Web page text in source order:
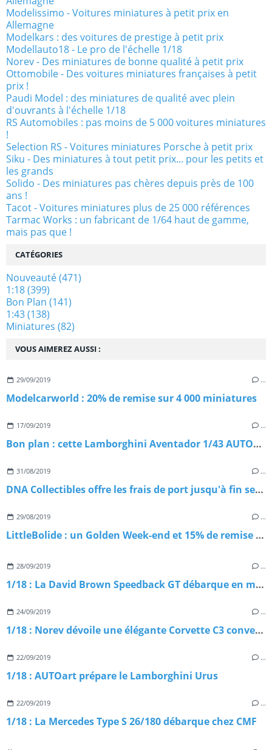
VOUS AIMEREZ AUSSI :
29/09/2019 …
Modelcarworld : 20% de remise sur 4 000 miniatures
17/09/2019 …
Bon plan : cette Lamborghini Aventador 1/43 AUTOart dispose de tous ses ouvrants
31/08/2019 …
DNA Collectibles offre les frais de port jusqu'à fin septembre 2019
29/08/2019 …
LittleBolide : un Golden Week-end et 15% de remise sur tout le site
28/09/2019 …
1/18 : La David Brown Speedback GT débarque en miniature
24/09/2019 …
1/18 : Norev dévoile une élégante Corvette C3 convertible
22/09/2019 …
1/18 : AUTOart prépare le Lamborghini Urus
22/09/2019 …
1/18 : La Mercedes Type S 26/180 débarque chez CMF
Modelissimo - Voitures miniatures à petit prix en
Allemagne
Modelkars : des voitures de prestige à petit prix
Modellauto18 - Le pro de l'échelle 1/18
Norev - Des miniatures de bonne qualité à petit prix
Ottomobile - Des voitures miniatures françaises à petit
prix !
Paudi Model : des miniatures de qualité avec plein
d'ouvrants à l'échelle 1/18
RS Automobiles : pas moins de 5 000 voitures miniatures
!
Selection RS - Voitures miniatures Porsche à petit prix
Siku - Des miniatures à tout petit prix... pour les petits et
les grands
Solido - Des miniatures pas chères depuis près de 100
ans !
Tacot - Voitures miniatures plus de 25 000 références
Tarmac Works : un fabricant de 1/64 haut de gamme,
mais pas que !
CATÉGORIES
Nouveauté(471)
1:18(399)
Bon Plan (141)
1:43(138)
Miniatures (82)